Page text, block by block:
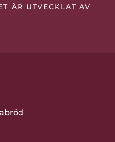
ÄR UTVECKLAT AV